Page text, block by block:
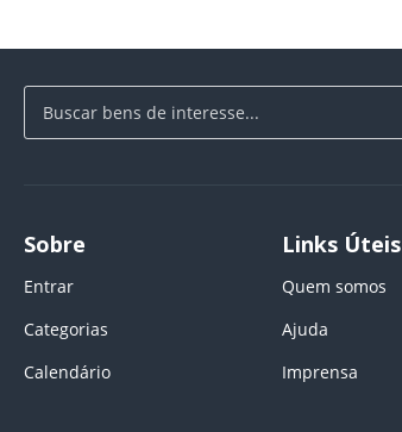
Sobre
Entrar
Categorias
Calendário
Links Úteis
Quem somos
Ajuda
Imprensa